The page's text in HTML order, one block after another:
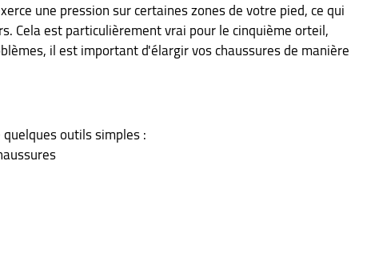
une pression sur certaines zones de votre pied, ce qui
Cela est particulièrement vrai pour le cinquième orteil,
il est important d'élargir vos chaussures de manière
outils simples :